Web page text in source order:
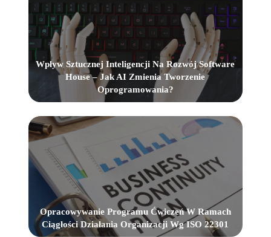
Wpływ Sztucznej Inteligencji Na Rozwój Software
House – Jak AI Zmienia Tworzenie
Oprogramowania?
Opracowywanie Programu Ćwiczeń W Ramach
Ciągłości Działania Organizacji Wg ISO 22301